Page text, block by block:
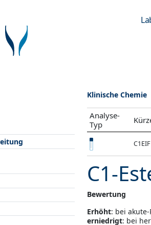
Klinische Chemie
Analyse-
Typ
C1EIF
C1-
Bewertung
Erhöht: bei akute-
erniedrigt: bei